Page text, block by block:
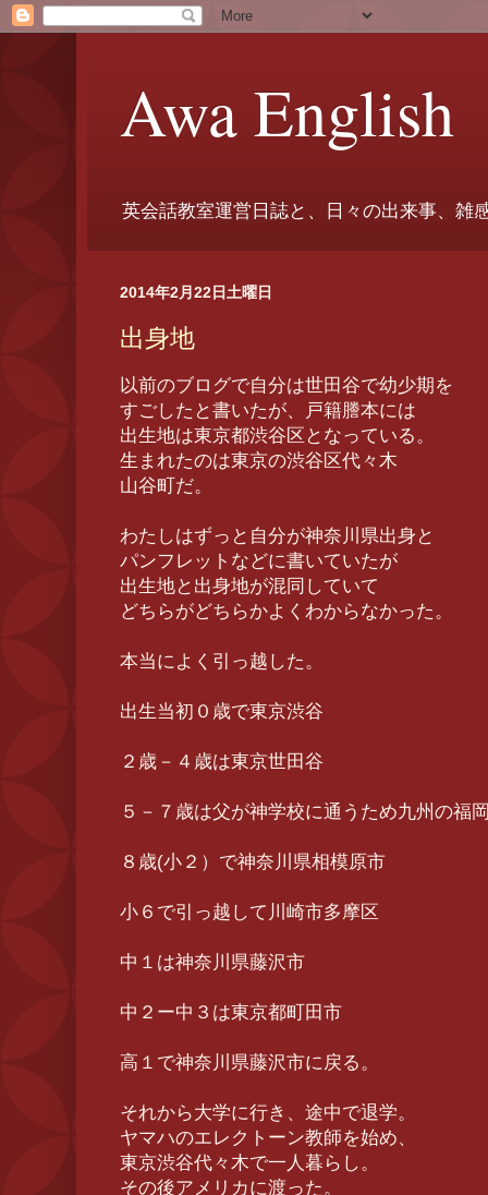
Awa English
英会話教室運営日誌と、日々の出来事、雑
2014年2月22日土曜日
出身地
以前のブログで自分は世田谷で幼少期を
すごしたと書いたが、戸籍謄本には
出生地は東京都渋谷区となっている。
生まれたのは東京の渋谷区代々木
山谷町だ。
わたしはずっと自分が神奈川県出身と
パンフレットなどに書いていたが
出生地と出身地が混同していて
どちらがどちらかよくわからなかった。
本当によく引っ越した。
出生当初０歳で東京渋谷
２歳－４歳は東京世田谷
５－７歳は父が神学校に通うため九州の福
８歳(小２）で神奈川県相模原市
小６で引っ越して川崎市多摩区
中１は神奈川県藤沢市
中２ー中３は東京都町田市
高１で神奈川県藤沢市に戻る。
それから大学に行き、途中で退学。
ヤマハのエレクトーン教師を始め、
東京渋谷代々木で一人暮らし。
その後アメリカに渡った。